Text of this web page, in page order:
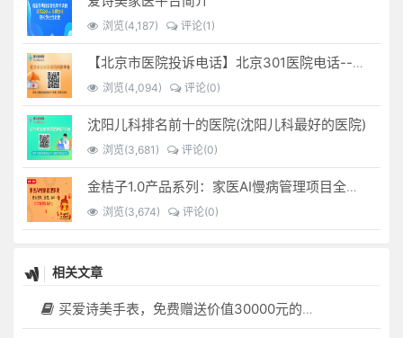
浏览(4,187) 评论(1)
【北京市医院投诉电话】北京301医院电话--(北京301医院投诉电话多少)
浏览(4,094) 评论(0)
沈阳儿科排名前十的医院(沈阳儿科最好的医院)
浏览(3,681) 评论(0)
金桔子1.0产品系列：家医AI慢病管理项目全国招募区域合伙人，低投入，高回报，长收益
浏览(3,674) 评论(0)
相关文章
买爱诗美手表，免费赠送价值30000元的数智化门店系统一套（含硬件）